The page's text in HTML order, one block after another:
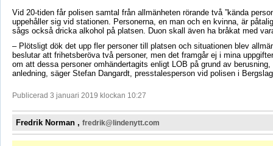
Vid 20-tiden får polisen samtal från allmänheten rörande två ”kända
uppehåller sig vid stationen. Personerna, en man och en kvinna, är
sågs också dricka alkohol på platsen. Duon skall även ha bråkat med
– Plötsligt dök det upp fler personer till platsen och situationen blev
beslutar att frihetsberöva två personer, men det framgår ej i mina
om att dessa personer omhändertagits enligt LOB på grund av berusning,
anledning, säger Stefan Dangardt, presstalesperson vid polisen i
Publicerad 3 januari 2019 klockan 10:27
Fredrik Norman , fredrik@lindenytt.com